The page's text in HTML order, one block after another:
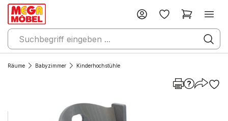
Räume Babyzimmer Kinderhochstühle